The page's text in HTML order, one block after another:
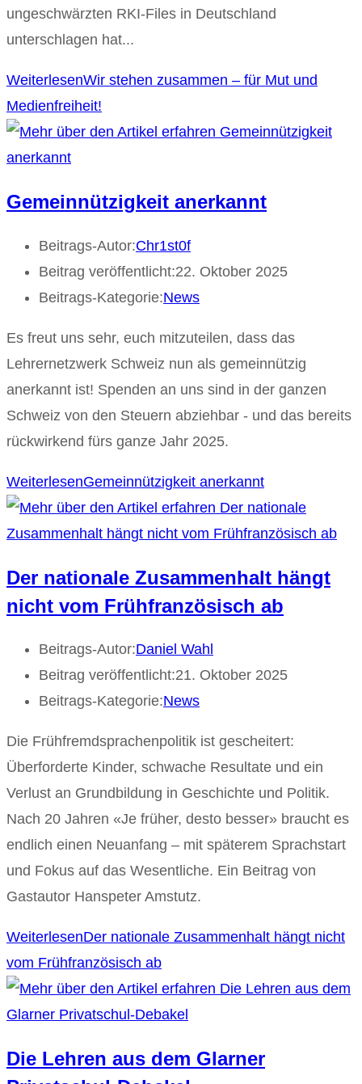
ungeschwärzten RKI-Files in Deutschland
unterschlagen hat...
WeiterlesenWir stehen zusammen – für Mut und
Medienfreiheit!
Gemeinnützigkeit anerkannt
Beitrags-Autor:Chr1st0f
Beitrag veröffentlicht:22. Oktober 2025
Beitrags-Kategorie:News
Es freut uns sehr, euch mitzuteilen, dass das
Lehrernetzwerk Schweiz nun als gemeinnützig
anerkannt ist! Spenden an uns sind in der ganzen
Schweiz von den Steuern abziehbar - und das bereits
rückwirkend fürs ganze Jahr 2025.
WeiterlesenGemeinnützigkeit anerkannt
Der nationale Zusammenhalt hängt
nicht vom Frühfranzösisch ab
Beitrags-Autor:Daniel Wahl
Beitrag veröffentlicht:21. Oktober 2025
Beitrags-Kategorie:News
Die Frühfremdsprachenpolitik ist gescheitert:
Überforderte Kinder, schwache Resultate und ein
Verlust an Grundbildung in Geschichte und Politik.
Nach 20 Jahren «Je früher, desto besser» braucht es
endlich einen Neuanfang – mit späterem Sprachstart
und Fokus auf das Wesentliche. Ein Beitrag von
Gastautor Hanspeter Amstutz.
WeiterlesenDer nationale Zusammenhalt hängt nicht
vom Frühfranzösisch ab
Die Lehren aus dem Glarner